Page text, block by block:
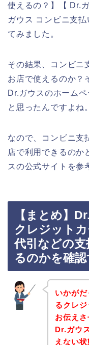
使えるの？】【 Dr.
ガウス コンビニ支
てみました。
その結果、コンビニ
お店で使えるのか？
Dr.ガウスのホーム
と思ったんですよね。
なので、コンビニ支
店で利用できるのか
スの公式サイトを参
【まとめ】
クレジットカ
代引などの
るのかを確認
いかが
るクレ
お伝えさ
Dr.ガウ
えない